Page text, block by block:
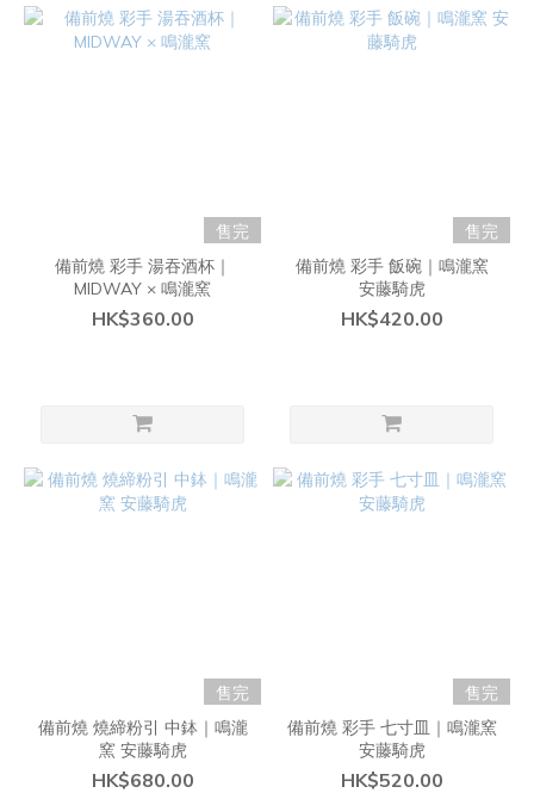
售完
備前燒 彩手 湯吞酒杯｜
MIDWAY × 鳴瀧窯
HK$360.00
售完
備前燒 彩手 飯碗｜鳴瀧窯
安藤騎虎
HK$420.00
售完
備前燒 燒締粉引 中鉢｜鳴瀧
窯 安藤騎虎
HK$680.00
售完
備前燒 彩手 七寸皿｜鳴瀧窯
安藤騎虎
HK$520.00